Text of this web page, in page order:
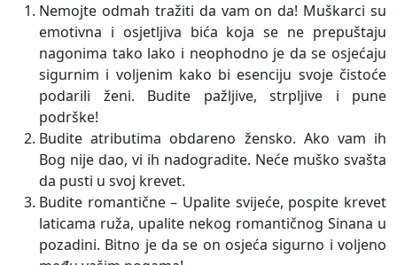
Nemojte odmah tražiti da vam on da! Muškarci su
emotivna i osjetljiva bića koja se ne prepuštaju
nagonima tako lako i neophodno je da se osjećaju
sigurnim i voljenim kako bi esenciju svoje čistoće
podarili ženi. Budite pažljive, strpljive i pune
podrške!
Budite atributima obdareno žensko. Ako vam ih
Bog nije dao, vi ih nadogradite. Neće muško svašta
da pusti u svoj krevet.
Budite romantične – Upalite svijeće, pospite krevet
laticama ruža, upalite nekog romantičnog Sinana u
pozadini. Bitno je da se on osjeća sigurno i voljeno